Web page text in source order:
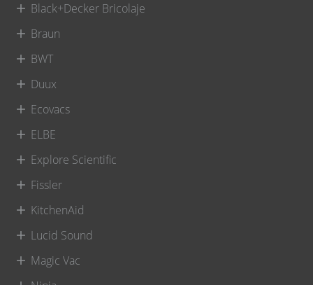
Black+Decker Bricolaje
Braun
BWT
Duux
Ecovacs
ELBE
Explore Scientific
Fissler
KitchenAid
Lucid Sound
Magic Vac